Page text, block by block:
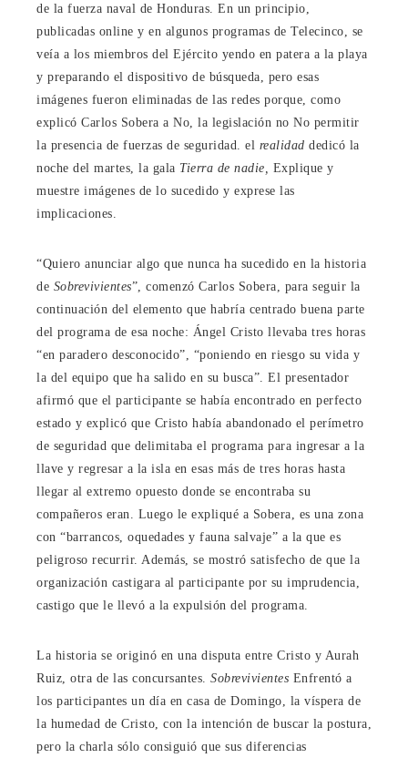
de la fuerza naval de Honduras. En un principio,
publicadas online y en algunos programas de Telecinco, se
veía a los miembros del Ejército yendo en patera a la playa
y preparando el dispositivo de búsqueda, pero esas
imágenes fueron eliminadas de las redes porque, como
explicó Carlos Sobera a No, la legislación no No permitir
la presencia de fuerzas de seguridad. el realidad dedicó la
noche del martes, la gala Tierra de nadie,
Explique y
muestre imágenes de lo sucedido y exprese las
implicaciones.
“Quiero anunciar algo que nunca ha sucedido en la historia
de Sobrevivientes”, comenzó Carlos Sobera, para seguir la
continuación del elemento que habría centrado buena parte
del programa de esa noche: Ángel Cristo llevaba tres horas
“en paradero desconocido”, “poniendo en riesgo su vida y
la del equipo que ha salido en su busca”. El presentador
afirmó que el participante se había encontrado en perfecto
estado y explicó que Cristo había abandonado el perímetro
de seguridad que delimitaba el programa para ingresar a la
llave y regresar a la isla en esas más de tres horas hasta
llegar al extremo opuesto donde se encontraba su
compañeros eran. Luego le expliqué a Sobera, es una zona
con “barrancos, oquedades y fauna salvaje” a la que es
peligroso recurrir. Además, se mostró satisfecho de que la
organización castigara al participante por su imprudencia,
castigo que le llevó a la expulsión del programa.
La historia se originó en una disputa entre Cristo y Aurah
Ruiz, otra de las concursantes. Sobrevivientes Enfrentó a
los participantes un día en casa de Domingo, la víspera de
la humedad de Cristo, con la intención de buscar la postura,
pero la charla sólo consiguió que sus diferencias